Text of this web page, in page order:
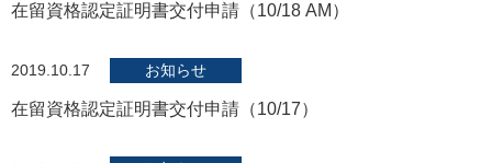
在留資格認定証明書交付申請（10/18 AM）
2019.10.17 お知らせ
在留資格認定証明書交付申請（10/17）